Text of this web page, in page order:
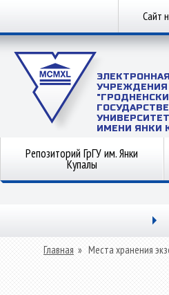
Сайт
УЧРЕЖДЕНИЯ
УНИВЕРСИТЕТ
ИМЕНИ ЯНКИ
Репозиторий ГрГУ им. Янки
Купалы
Главная » Места хранения